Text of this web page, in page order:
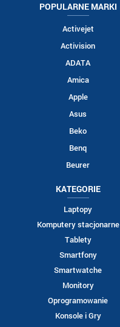
POPULARNE MARKI
Activejet
Activision
ADATA
Amica
Apple
Asus
Beko
Benq
Beurer
KATEGORIE
Laptopy
Komputery stacjonarne
Tablety
Smartfony
Smartwatche
Monitory
Oprogramowanie
Konsole i Gry